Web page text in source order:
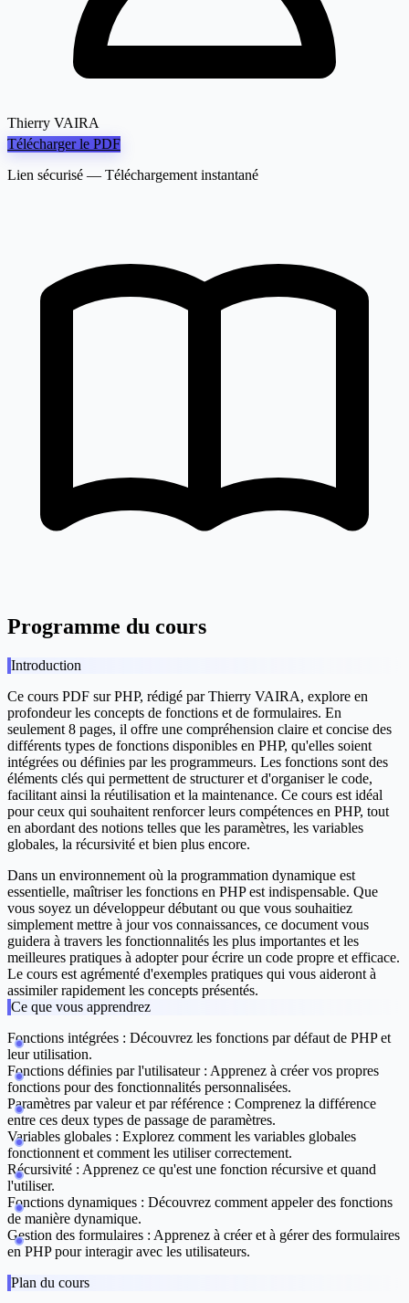
Thierry VAIRA
Télécharger le PDF
Lien sécurisé — Téléchargement instantané
Programme du cours
Introduction
Ce cours PDF sur PHP, rédigé par Thierry VAIRA, explore en
profondeur les concepts de fonctions et de formulaires. En
seulement 8 pages, il offre une compréhension claire et concise des
différents types de fonctions disponibles en PHP, qu'elles soient
intégrées ou définies par les programmeurs. Les fonctions sont des
éléments clés qui permettent de structurer et d'organiser le code,
facilitant ainsi la réutilisation et la maintenance. Ce cours est idéal
pour ceux qui souhaitent renforcer leurs compétences en PHP, tout
en abordant des notions telles que les paramètres, les variables
globales, la récursivité et bien plus encore.
Dans un environnement où la programmation dynamique est
essentielle, maîtriser les fonctions en PHP est indispensable. Que
vous soyez un développeur débutant ou que vous souhaitiez
simplement mettre à jour vos connaissances, ce document vous
guidera à travers les fonctionnalités les plus importantes et les
meilleures pratiques à adopter pour écrire un code propre et efficace.
Le cours est agrémenté d'exemples pratiques qui vous aideront à
assimiler rapidement les concepts présentés.
Ce que vous apprendrez
Fonctions intégrées : Découvrez les fonctions par défaut de PHP et
leur utilisation.
Fonctions définies par l'utilisateur: Apprenez à créer vos propres
fonctions pour des fonctionnalités personnalisées.
Paramètres par valeur et par référence : Comprenez la différence
entre ces deux types de passage de paramètres.
Variables globales : Explorez comment les variables globales
fonctionnent et comment les utiliser correctement.
Récursivité : Apprenez ce qu'est une fonction récursive et quand
l'utiliser.
Fonctions dynamiques : Découvrez comment appeler des fonctions
de manière dynamique.
Gestion des formulaires : Apprenez à créer et à gérer des formulaires
en PHP pour interagir avec les utilisateurs.
Plan du cours